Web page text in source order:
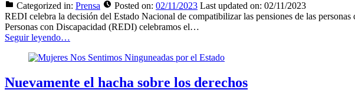
Categorized in: Prensa Posted on: 02/11/2023 Last updated on: 02/11/2023
REDI celebra la decisión del Estado Nacional de compatibilizar las pensiones de las
Personas con Discapacidad (REDI) celebramos el…
Seguir leyendo…
Nuevamente el hacha sobre los derechos